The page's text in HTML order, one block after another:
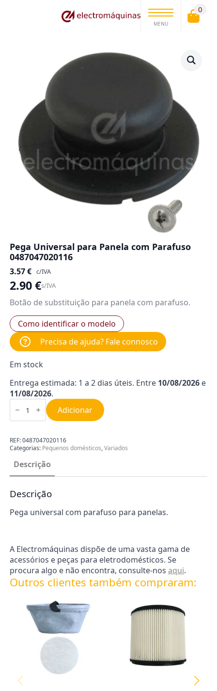
MENU
0
Pega Universal para Panela com Parafuso
0487047020116
3.57€ c/IVA
2.90€s/IVA
Botão de substituição para panela com parafuso.
Como identificar o modelo
Precisa de ajuda? Fale connosco
Em stock
Entrega estimada: 1 a 2 dias úteis. Entre 10/08/2026 e
11/08/2026.
Quantidade
de
Universal
Panela
com
Parafuso
0487047020116
Adicionar
REF:0487047020116
Categorias: Pequenos domésticos,Variados
Descrição
Descrição
Pega universal com parafuso para panelas.
A Electromáquinas dispõe de uma vasta gama de
acessórios e peças para eletrodomésticos. Se
procura algo e não encontra, consulte-nos aqui.
Outros clientes também compraram: